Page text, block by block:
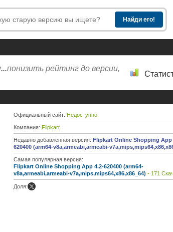
понизить рейтинг до версии,
Официальный сайт: Недоступно
Компания: Flipkart
Недавно добавленная версия: Flipkart Online Shopping App
620400 (arm64-v8a,armeabi,armeabi-
Самая популярная версия:
Flipkart Online Shopping App 4.2-620400 (arm64-
v8a,armeabi,armeabi-v7a,mips,mips64,x86,x86_64) - 171
Доля: